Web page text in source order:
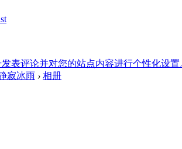
表评论并对您的站点内容进行个性化设置
寂冰雨 › 相册